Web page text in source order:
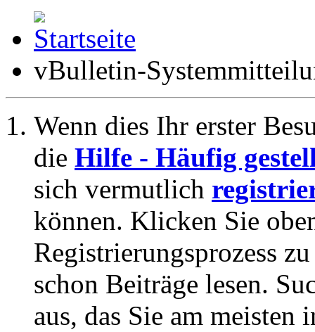
vBulletin-
Wenn dies Ihr erster
die Hilfe - Häufig
sich vermutlich
können. Klicken Sie
Registrierungsprozess
schon Beiträge lesen.
aus, das Sie am meisten